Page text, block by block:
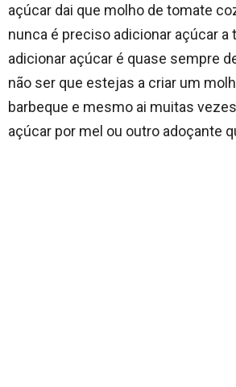
açúcar dai que molho de tomate
nunca é preciso adicionar açúcar a
adicionar açúcar é quase sempre
não ser que estejas a criar um
barbeque e mesmo ai muitas
açúcar por mel ou outro adoçante